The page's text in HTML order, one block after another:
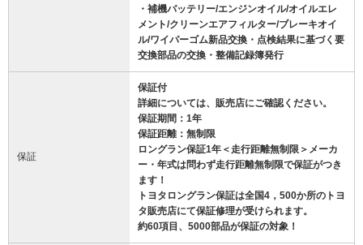
・補機バッテリー/エンジンオイル/オイルエレ
メント/クリーンエアフィルター/ブレーキオイ
ル/ワイパーゴム新品交換・点検結果に基づく要
交換部品の交換・整備記録簿発行
保証
保証付
詳細については、販売店にご確認ください。
保証期間：1年
保証距離：無制限
ロングラン保証1年＜走行距離無制限＞メーカ
ー・年式は問わず走行距離無制限で保証がつき
ます！
トヨタロングラン保証は全国4，500か所のトヨ
タ販売店にて保証修理が受けられます。
約60項目、5000部品が保証の対象！